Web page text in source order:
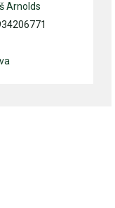
Arnolds